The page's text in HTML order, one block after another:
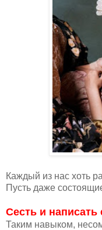
Каждый из нас хоть
Пусть даже
Сесть и
Таким навыком,